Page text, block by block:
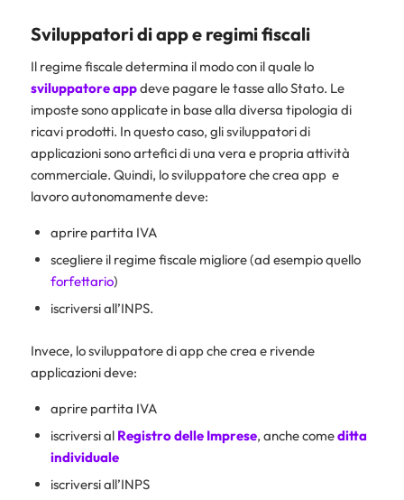
Sviluppatori di app e regimi fiscali
Il regime fiscale determina il modo con il quale lo
sviluppatore appdeve pagare le tasse allo Stato. Le
imposte sono applicate in base alla diversa tipologia di
ricavi prodotti. In questo caso, gli sviluppatori di
applicazioni sono artefici di una vera e propria attività
commerciale. Quindi, lo sviluppatore che crea app e
lavoro autonomamente deve:
aprire partita IVA
scegliere il regime fiscale migliore (ad esempio quello
forfettario)
iscriversi all’INPS.
Invece, lo sviluppatore di app che crea e rivende
applicazioni deve:
aprire partita IVA
iscriversi al Registro delle Imprese, anche comeditta
individuale
iscriversi all’INPS